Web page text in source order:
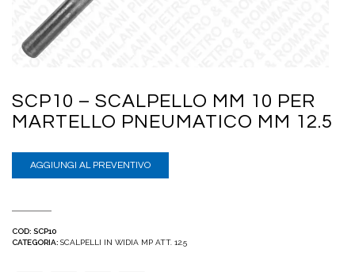
SCP10 – SCALPELLO MM 10 PER
MARTELLO PNEUMATICO MM 12.5
AGGIUNGI AL PREVENTIVO
COD: SCP10
CATEGORIA: SCALPELLI IN WIDIA MP ATT. 12.5